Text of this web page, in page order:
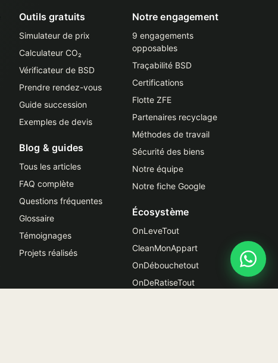
Outils gratuits
Simulateur de prix
Calculateur CO₂
Vérificateur de BSD
Prendre rendez-vous
Guide succession
Exemples de devis
Blog & guides
Tous les articles
FAQ complète
Questions fréquentes
Glossaire
Témoignages
Projets réalisés
Notre engagement
9 engagements
opposables
Traçabilité BSD
Certifications
Flotte ZFE
Partenaires recyclage
Méthodes de travail
Sécurité des biens
Notre équipe
Notre fiche Google
Écosystème
OnLeveTout
CleanMonAppart
OnDébouchetout
OnDeRatiseTout